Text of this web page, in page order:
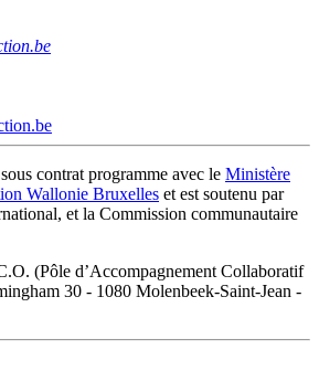
contrat programme avec le Ministère
Wallonie Bruxelles et est soutenu par
et la Commission communautaire
(Pôle d’Accompagnement Collaboratif
30 - 1080 Molenbeek-Saint-Jean -